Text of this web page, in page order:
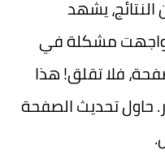
النتائج، يشهد
واجهت مشكلة في
فلا تقلق! هذا
حاول تحديث الصفحة